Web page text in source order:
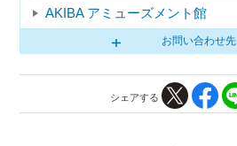
AKIBA アミューズメント館
お問い合わせ先
シェアする